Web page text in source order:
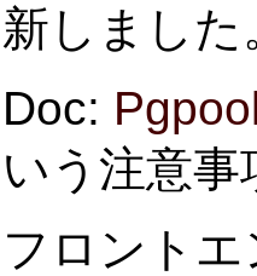
新しまし
Doc:
いう注意
フロント